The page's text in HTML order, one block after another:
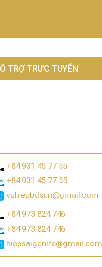
TRỢ TRỰC TUYẾN
+84 931 45 77 55
+84 931 45 77 55
vuhiepbdscn@gmail.com
+84 973 824 746
+84 973 824 746
hiepsaigonire@gmail.com